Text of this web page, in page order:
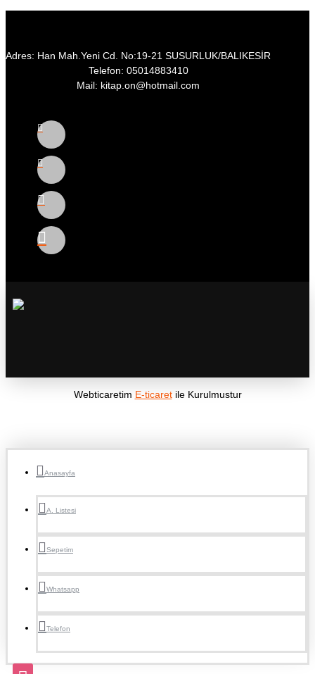
Adres: Han Mah.Yeni Cd. No:19-21 SUSURLUK/BALIKESİR
Telefon: 05014883410
Mail: kitap.on@hotmail.com
Webticaretim E-ticaretile Kurulmustur
Anasayfa
A. Listesi
Sepetim
Whatsapp
Telefon